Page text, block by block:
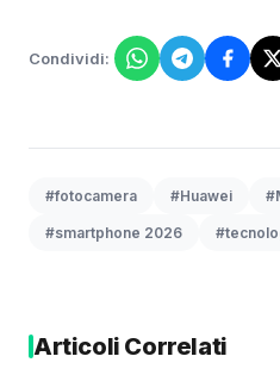
Condividi:
#fotocamera #Huawei
#smartphone 2026
Articoli Correlati